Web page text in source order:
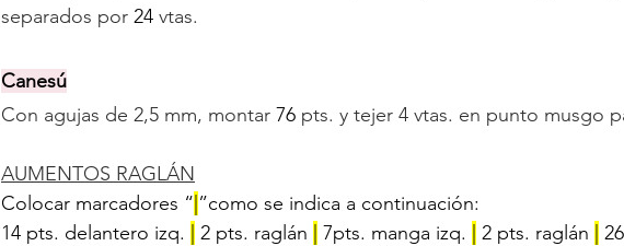
separados por 24 vtas.
Canesú
Con agujas de 2,5 mm, montar 76 pts. y tejer 4 vtas. en punto musgo
AUMENTOS RAGLÁN
Colocar marcadores “ ”como se indica a continuación:
14 pts. delantero izq.
2 pts. raglán 7pts. manga izq. 2 pts. raglán